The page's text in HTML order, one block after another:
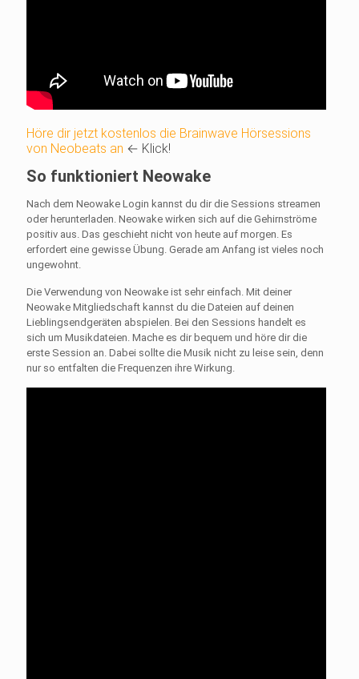
Höre dir jetzt kostenlos die Brainwave Hörsessions
von Neobeats an ← Klick!
So funktioniert Neowake
Nach dem Neowake Login kannst du dir die Sessions streamen
oder herunterladen. Neowake wirken sich auf die Gehirnströme
positiv aus. Das geschieht nicht von heute auf morgen. Es
erfordert eine gewisse Übung. Gerade am Anfang ist vieles noch
ungewohnt.
Die Verwendung von Neowake ist sehr einfach. Mit deiner
Neowake Mitgliedschaft kannst du die Dateien auf deinen
Lieblingsendgeräten abspielen. Bei den Sessions handelt es
sich um Musikdateien. Mache es dir bequem und höre dir die
erste Session an. Dabei sollte die Musik nicht zu leise sein, denn
nur so entfalten die Frequenzen ihre Wirkung.